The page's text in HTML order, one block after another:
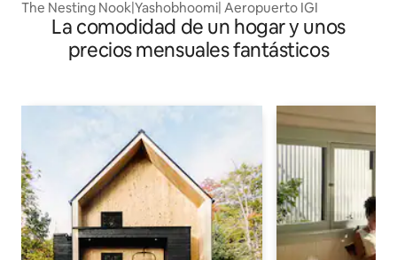
The Nesting Nook|Yashobhoomi| Aeropuerto IGI
La comodidad de un hogar y unos
precios mensuales fantásticos